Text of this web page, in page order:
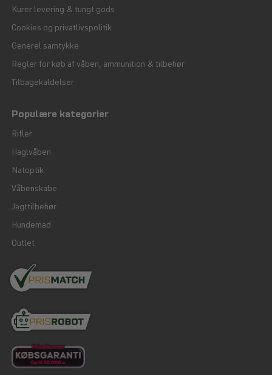
Kurer levering & tungt gods
Cookies og privatlivspolitik
Generel samtykke
Regler for køb af våben, ammunition & tilbehør
Tilbagekaldelser
Populære kategorier
Rifler
Haglvåben
Natoptik
Våbenskabe
Jagttilbehør
Hundemad
Outlet